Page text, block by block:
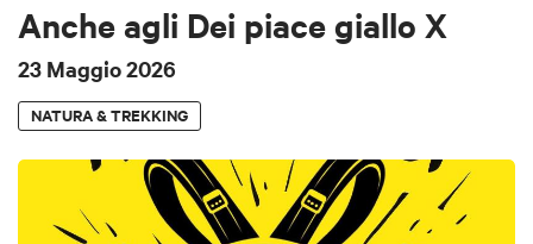
Anche agli Dei piace giallo X
23 Maggio 2026
NATURA & TREKKING